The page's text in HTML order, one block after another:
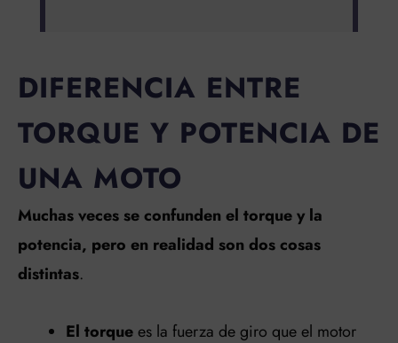
DIFERENCIA ENTRE
TORQUE Y POTENCIA DE
UNA MOTO
Muchas veces se confunden el torque y la
potencia, pero en realidad son dos cosas
distintas.
El torquees la fuerza de giro que el motor